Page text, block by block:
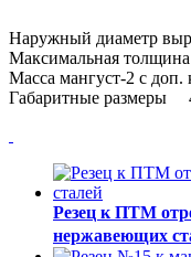
Наружный диаметр
Максимальная
Масса мангуст-2 с доп.
Габаритные размеры
Резец к ПТМ
нержавеющих